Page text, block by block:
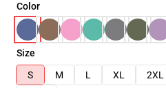
Color
Size
S
M L XL 2XL